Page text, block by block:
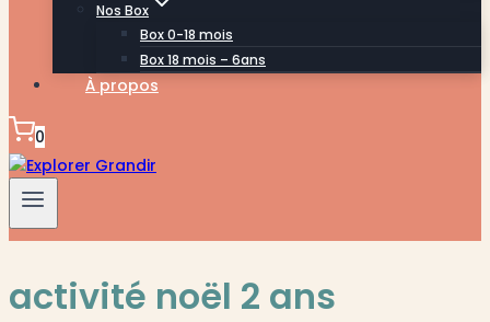
Nos Box
Box 0-18 mois
Box 18 mois – 6ans
À propos
0
activité noël 2 ans